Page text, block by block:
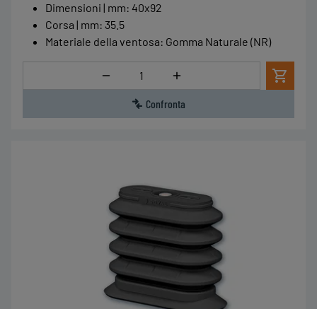
Dimensioni | mm: 40x92
Corsa | mm: 35.5
Materiale della ventosa: Gomma Naturale (NR)
Quantità
Confronta